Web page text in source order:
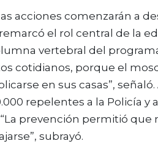
acciones comenzarán a
el rol central de la
vertebral del
cotidianos, porque el
en sus casas”,
repelentes a la Policía y
prevención permitió que
subrayó.